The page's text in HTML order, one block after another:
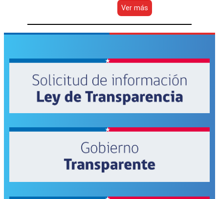
Ver más
Consulta
pública
de
curriculares
comenzó
en
Atacama